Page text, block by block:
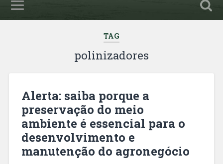
TAG
polinizadores
Alerta: saiba porque a
preservação do meio
ambiente é essencial para o
desenvolvimento e
manutenção do agronegócio